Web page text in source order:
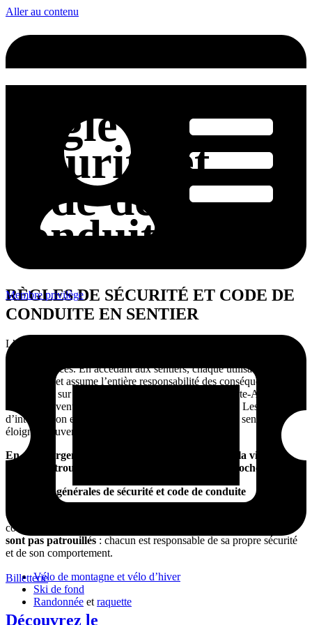
Aller au contenu
Membre privilège
Billetterie
Découvrez le
Règle de
sécurité et
code de
conduite
RÈGLES DE SÉCURITÉ ET CODE DE
CONDUITE EN SENTIER
L’utilisation des sentiers pour les activités de plein air comporte des
risques inhérents, incluant des dommages matériels, des blessures ou
même un décès. En accédant aux sentiers, chaque utilisateur accepte
ces risques et assume l’entière responsabilité des conséquences
potentielles sur lui-même ou sur autrui. Plein Air Sainte-Adèle et les
tiers ne peuvent être tenus responsables des incidents. Les délais
d’intervention en raison du terrain montagneux et des sentiers
éloignés peuvent être prolongés.
En cas d’urgence,
et mentionnez la ville où
vous vous trouvez et la balise d’urgence la plus proche.
Consignes générales de sécurité et code de conduite
Chaque utilisateur doit lire et respecter les règles de sécurité et le
code de conduite applicable pour chaque activité. Les sentiers
sont pas patrouillés : chacun est responsable de sa propre sécurité
et de son comportement.
Vélo de montagne et vélo d’hiver
Ski de fond
Randonnée et raquette